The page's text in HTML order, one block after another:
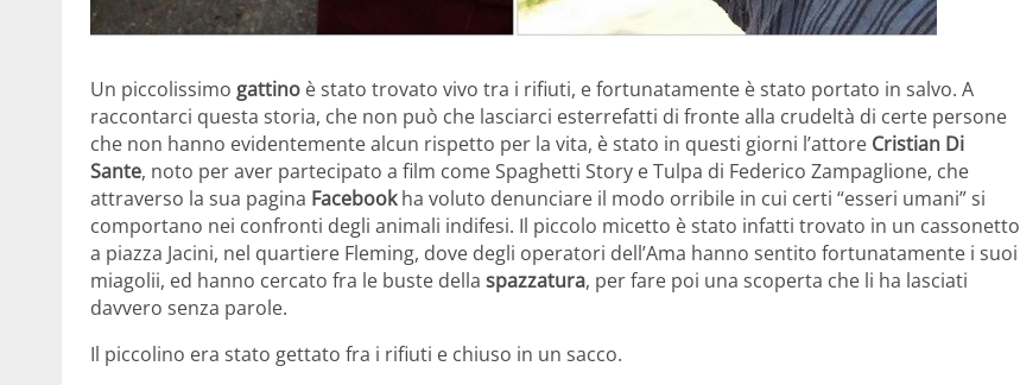
Un piccolissimo gattino è stato trovato vivo tra i rifiuti, e fortunatamente è stato portato in salvo. A
raccontarci questa storia, che non può che lasciarci esterrefatti di fronte alla crudeltà di certe persone
che non hanno evidentemente alcun rispetto per la vita, è stato in questi giorni l’attore Cristian Di
Sante, noto per aver partecipato a film come Spaghetti Story e Tulpa di Federico Zampaglione, che
attraverso la sua pagina Facebookha voluto denunciare il modo orribile in cui certi “esseri umani” si
comportano nei confronti degli animali indifesi. Il piccolo micetto è stato infatti trovato in un cassonetto
a piazza Jacini, nel quartiere Fleming, dove degli operatori dell’Ama hanno sentito fortunatamente i suoi
miagolii, ed hanno cercato fra le buste della spazzatura, per fare poi una scoperta che li ha lasciati
davvero senza parole.
Il piccolino era stato gettato fra i rifiuti e chiuso in un sacco.